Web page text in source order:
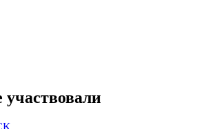
участвовали